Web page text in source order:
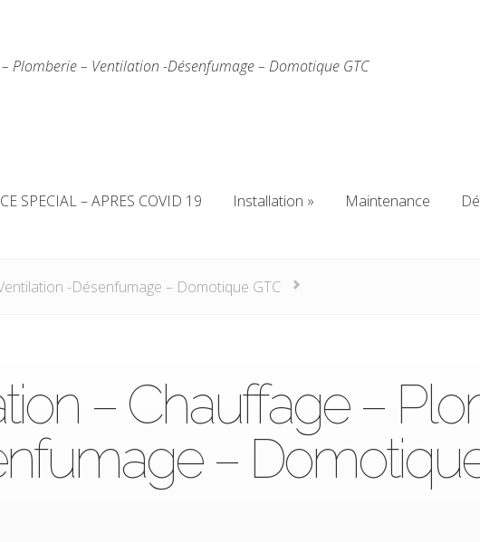
Plomberie – Ventilation -Désenfumage – Domotique GTC
SPECIAL – APRES COVID 19
Installation
Maintenance
-Désenfumage – Domotique GTC
– Chauffage –
–